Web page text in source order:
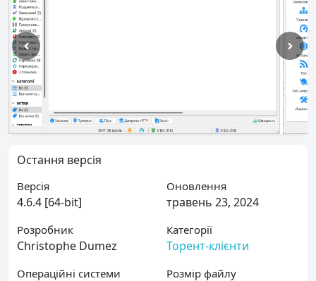
Остання версія
Версія
4.6.4 [64-bit]
Оновлення
травень 23, 2024
Розробник
Christophe Dumez
Категорії
Торент-клієнти
Операційні системи Розмір файлу